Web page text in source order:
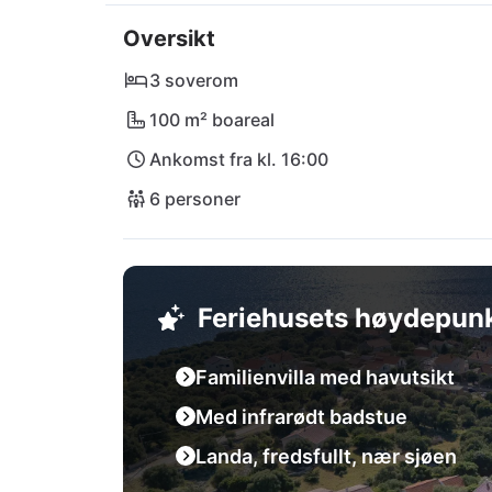
I umiddelbar nærhet venter restaurantene
Utforsk de pittoreske strendene som Stone
kjent for sin pulserende atmosfære og den
Opplev Kroatias skjønnhet på nært hold -
Oversikt
3 soverom
100 m² boareal
Ankomst fra kl. 16:00
6 personer
Feriehusets
Familienvilla med havutsikt
Med infrarødt badstue
Landa, fredsfullt, nær sjøen